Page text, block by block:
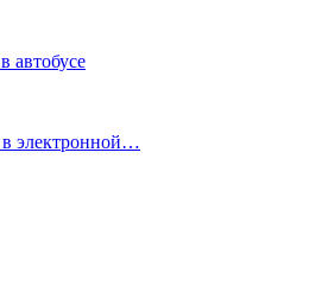
автобусе
в электронной…